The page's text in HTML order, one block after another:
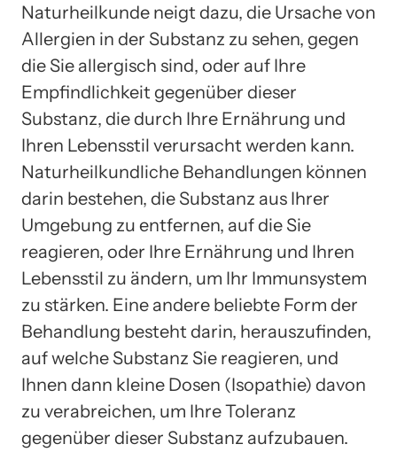
Naturheilkunde neigt dazu, die Ursache von
Allergien in der Substanz zu sehen, gegen
die Sie allergisch sind, oder auf Ihre
Empfindlichkeit gegenüber dieser
Substanz, die durch Ihre Ernährung und
Ihren Lebensstil verursacht werden kann.
Naturheilkundliche Behandlungen können
darin bestehen, die Substanz aus Ihrer
Umgebung zu entfernen, auf die Sie
reagieren, oder Ihre Ernährung und Ihren
Lebensstil zu ändern, um Ihr Immunsystem
zu stärken. Eine andere beliebte Form der
Behandlung besteht darin, herauszufinden,
auf welche Substanz Sie reagieren, und
Ihnen dann kleine Dosen (Isopathie) davon
zu verabreichen, um Ihre Toleranz
gegenüber dieser Substanz aufzubauen.